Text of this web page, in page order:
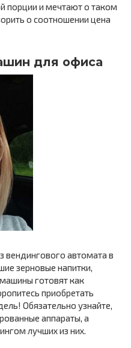
порции и мечтают о таком
о соотношении цена
для офиса
вендингового автомата в
зерновые напитки,
готовят как
приобретать
Обязательно узнайте,
аппараты, а
лучших из них.